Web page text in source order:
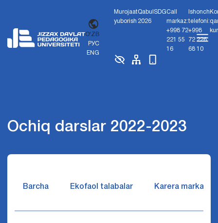
O'ZB
РУС
ENG
Murojaat
yuborish
Qabul
2026
SDGCall
markaz:
+998 72
221 55
16
Ishonch
telefoni:
+998
72 226
68 10
Ochiq darslar 2022-2023
Barcha Ekofaol talabalar Karera markazi